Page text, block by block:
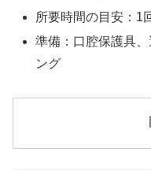
所要時間の目安：1
準備：口腔保護具
ング